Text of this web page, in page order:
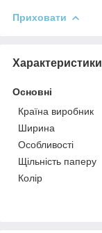
Приховати
Характеристики
Основні
Країна виробник
Ширина
Особливості
Щільність паперу
Колір